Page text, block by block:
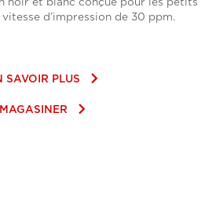
d’impression de 30 ppm.
SAVOIR PLUS keyboard_arrow_right
MAGASINER keyboard_arrow_right